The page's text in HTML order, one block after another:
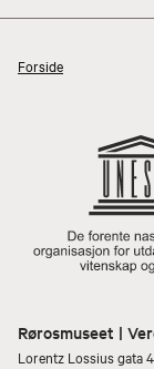
Forside
Rørosmuseet |
Lorentz Lossius gata